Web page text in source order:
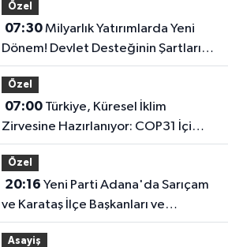
Özel
07:30Milyarlık Yatırımlarda Yeni
Dönem! Devlet Desteğinin Şartları
Değişti
Özel
07:00Türkiye, Küresel İklim
Zirvesine Hazırlanıyor: COP31 İçi
Kritik Adım Atıldı
Özel
20:16
ve Karataş İlçe Başkanları ve
Yönetimleri Belirlendi
Asayiş